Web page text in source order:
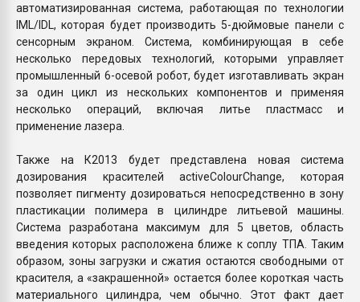
автоматизированная система, работающая по технологии
IML/IDL, которая будет производить 5-дюймовые панели с
сенсорным экраном. Система, комбинирующая в себе
несколько передовых технологий, которыми управляет
промышленный 6-осевой робот, будет изготавливать экран
за один цикл из нескольких компонентов и применяя
несколько операций, включая литье пластмасс и
применение лазера.
Также на К2013 будет представлена новая система
дозирования красителей activeColourChange, которая
позволяет пигменту дозироваться непосредственно в зону
пластикации полимера в цилиндре литьевой машины.
Система разработана максимум для 5 цветов, область
введения которых расположена ближе к соплу ТПА. Таким
образом, зоны загрузки и сжатия остаются свободными от
красителя, а «закрашенной» остается более короткая часть
материального цилиндра, чем обычно. Этот факт дает